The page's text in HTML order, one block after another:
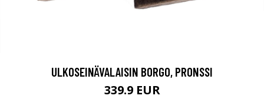
ULKOSEINÄVALAISIN BORGO, PRONSSI
339.9 EUR